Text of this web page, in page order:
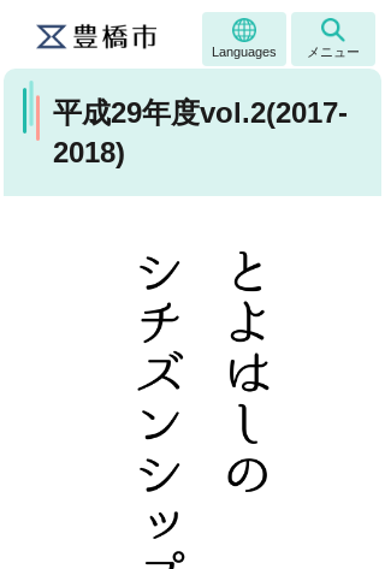
Languages メニュー
平成29年度vol.2(2017-
2018)